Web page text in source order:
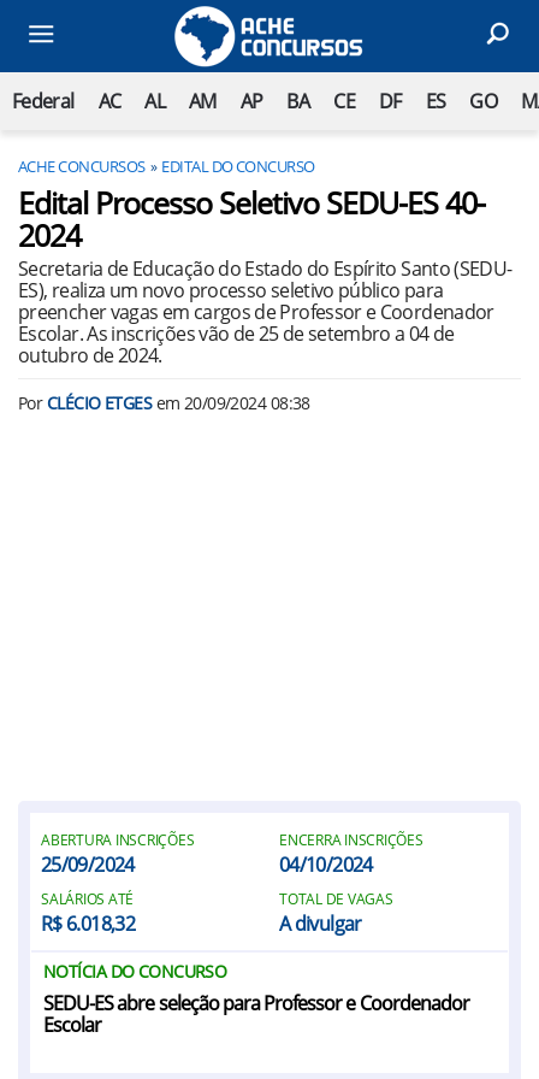
Federal AC AL AM AP BA CE DF ES GO
ACHE CONCURSOS EDITAL DO CONCURSO
Edital Processo Seletivo SEDU-ES 40-
2024
Secretaria de Educação do Estado do Espírito Santo (SEDU-
ES), realiza um novo processo seletivo público para
preencher vagas em cargos de Professor e Coordenador
Escolar. As inscrições vão de 25 de setembro a 04 de
outubro de 2024.
PorCLÉCIO ETGESem 20/09/2024 08:38
ABERTURA INSCRIÇÕES
25/09/2024
ENCERRA INSCRIÇÕES
04/10/2024
SALÁRIOS ATÉ
R$ 6.018,32
TOTAL DE VAGAS
A divulgar
NOTÍCIA DO CONCURSO
SEDU-ES abre seleção para Professor e Coordenador
Escolar